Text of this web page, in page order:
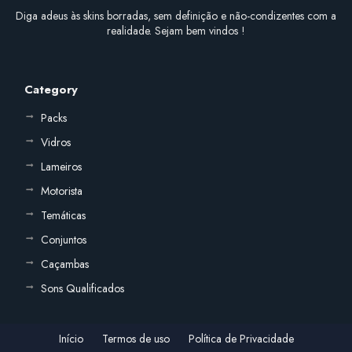
Diga adeus às skins borradas, sem definição e não-condizentes com a
realidade. Sejam bem vindos !
Category
Packs
Vidros
Lameiros
Motorista
Temáticas
Conjuntos
Caçambas
Sons Qualificados
Início Termos de uso Política de Privacidade